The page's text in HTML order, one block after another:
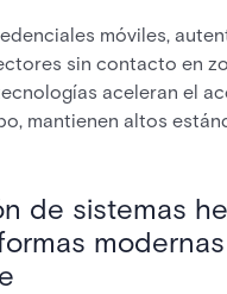
móviles,
sin contacto en
aceleran el
mantienen altos
de sistemas